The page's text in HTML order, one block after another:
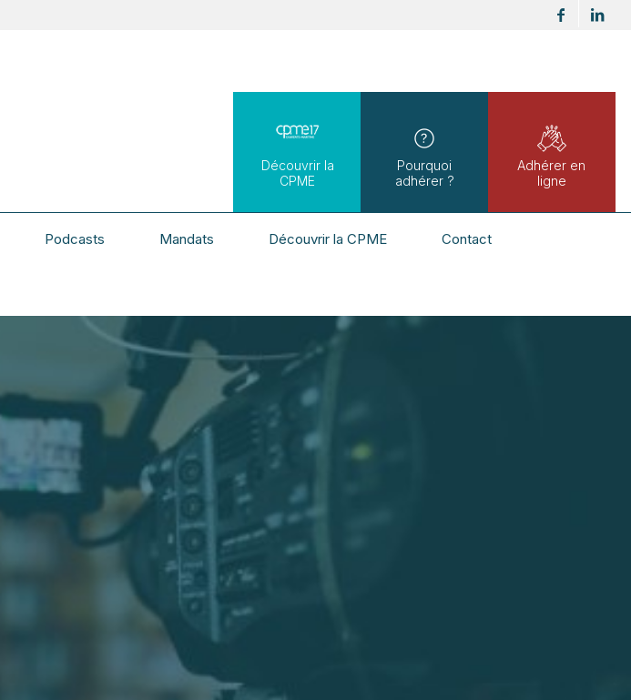
Découvrir la
CPME
Pourquoi
adhérer ?
Adhérer en
ligne
Podcasts Mandats Découvrir la CPME Contact